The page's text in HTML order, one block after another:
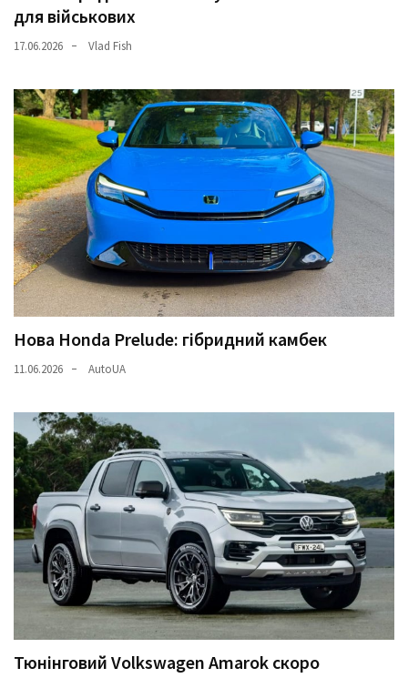
для військових
17.06.2026 Vlad Fish
Нова Honda Prelude: гібридний камбек
11.06.2026 AutoUA
Тюнінговий Volkswagen Amarok скоро